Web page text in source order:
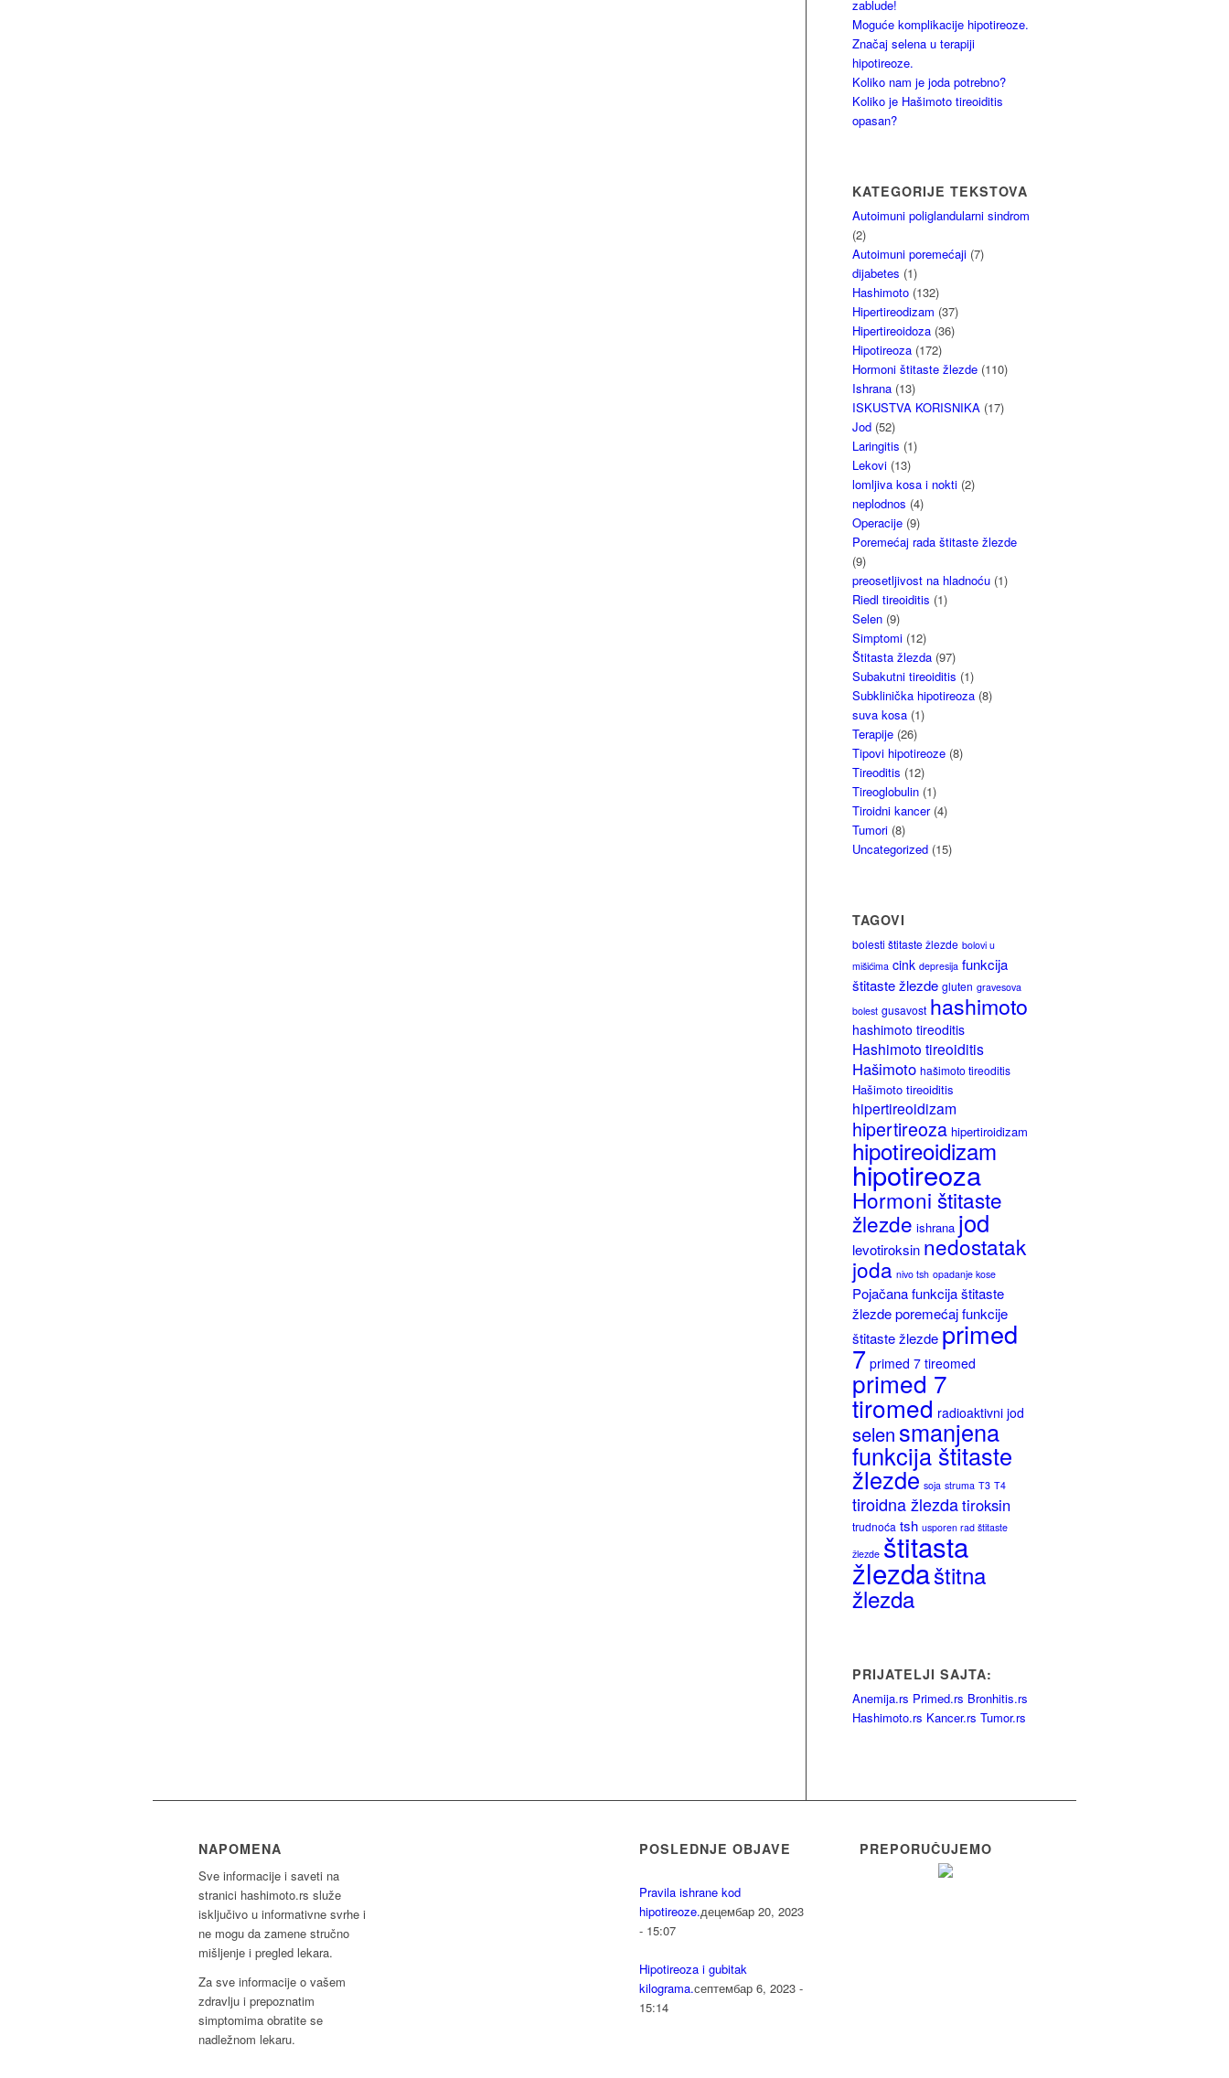
zablude!
Moguće komplikacije hipotireoze.
Značaj selena u terapiji
hipotireoze.
Koliko nam je joda potrebno?
Koliko je Hašimoto tireoiditis
opasan?
KATEGORIJE TEKSTOVA
Autoimuni poliglandularni sindrom
(2)
Autoimuni poremećaji (7)
dijabetes (1)
Hashimoto (132)
Hipertireodizam (37)
Hipertireoidoza (36)
Hipotireoza (172)
Hormoni štitaste žlezde (110)
Ishrana (13)
ISKUSTVA KORISNIKA (17)
Jod (52)
Laringitis (1)
Lekovi (13)
lomljiva kosa i nokti (2)
neplodnos (4)
Operacije (9)
Poremećaj rada štitaste žlezde
(9)
preosetljivost na hladnoću (1)
Riedl tireoiditis (1)
Selen (9)
Simptomi (12)
Štitasta žlezda (97)
Subakutni tireoiditis (1)
Subklinička hipotireoza (8)
suva kosa (1)
Terapije (26)
Tipovi hipotireoze (8)
Tireoditis (12)
Tireoglobulin (1)
Tiroidni kancer(4)
Tumori (8)
Uncategorized (15)
TAGOVI
bolesti štitaste žlezde bolovi u
mišićima cink depresija funkcija
štitaste žlezde gluten gravesova
bolest gusavost hashimoto
hashimoto tireoditis
Hashimoto tireoiditis
Hašimoto hašimoto tireoditis
Hašimoto tireoiditis
hipertireoidizam
hipertireoza hipertiroidizam
hipotireoidizam
hipotireoza
Hormoni štitaste
žlezde ishrana jod
levotiroksin nedostatak
joda nivo tsh opadanje kose
Pojačana funkcija štitaste
žlezde poremećaj funkcije
štitaste žlezde primed
7 primed 7 tireomed
primed 7
tiromed radioaktivni jod
selen smanjena
funkcija štitaste
žlezde soja struma T3 T4
tiroidna žlezdatiroksin
trudnoća tsh usporen rad štitaste
žlezde štitasta
žlezdaštitna
žlezda
PRIJATELJI SAJTA:
Anemija.rs Primed.rs Bronhitis.rs
Hashimoto.rs Kancer.rs Tumor.rs
NAPOMENA
Sve informacije i saveti na
stranici hashimoto.rs služe
isključivo u informativne svrhe i
ne mogu da zamene stručno
mišljenje i pregled lekara.
Za sve informacije o vašem
zdravlju i prepoznatim
simptomima obratite se
nadležnom lekaru.
POSLEDNJE OBJAVE
Pravila ishrane kod
hipotireoze.децембар 20, 2023
- 15:07
Hipotireoza i gubitak
kilograma.септембар 6, 2023 -
15:14
PREPORUČUJEMO